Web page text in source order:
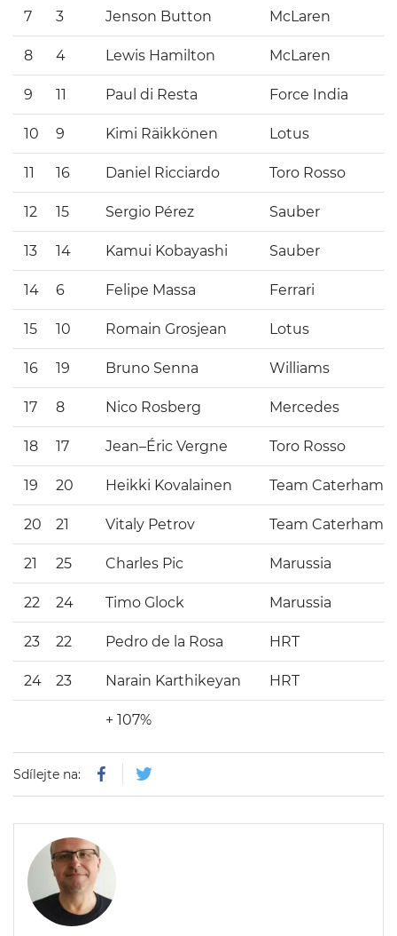
7 3 Jenson Button McLaren
8 4 Lewis Hamilton McLaren
9 11 Paul di Resta Force India
10 9 Kimi Räikkönen Lotus
11 16 Daniel Ricciardo Toro Rosso
12 15 Sergio Pérez Sauber
13 14 Kamui Kobayashi Sauber
14 6 Felipe Massa Ferrari
15 10 Romain Grosjean Lotus
16 19 Bruno Senna Williams
17 8 Nico Rosberg Mercedes
18 17 Jean–Éric Vergne Toro Rosso
19 20 Heikki Kovalainen Team Caterham
20 21 Vitaly Petrov Team Caterham
21 25 Charles Pic Marussia
22 24 Timo Glock Marussia
23 22 Pedro de la Rosa HRT
24 23 Narain Karthikeyan HRT
+ 107%
Sdílejte na: